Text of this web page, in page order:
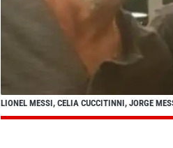
LIONEL MESSI, CELIA CUCCITINNI, JORGE